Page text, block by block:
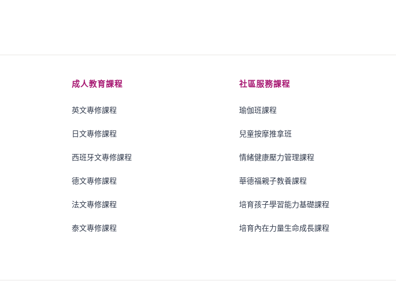
成人教育課程
英文專修課程
日文專修課程
西班牙文專修課程
德文專修課程
法文專修課程
泰文專修課程
社區服務課程
瑜伽班課程
兒童按摩推拿班
情緒健康壓力管理課程
華德福親子教養課程
培育孩子學習能力基礎課程
培育內在力量生命成長課程